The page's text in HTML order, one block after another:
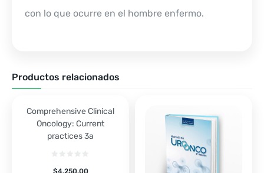
con lo que ocurre en el hombre enfermo.
Productos relacionados
Comprehensive Clinical
Oncology: Current
practices 3a
$4,250.00